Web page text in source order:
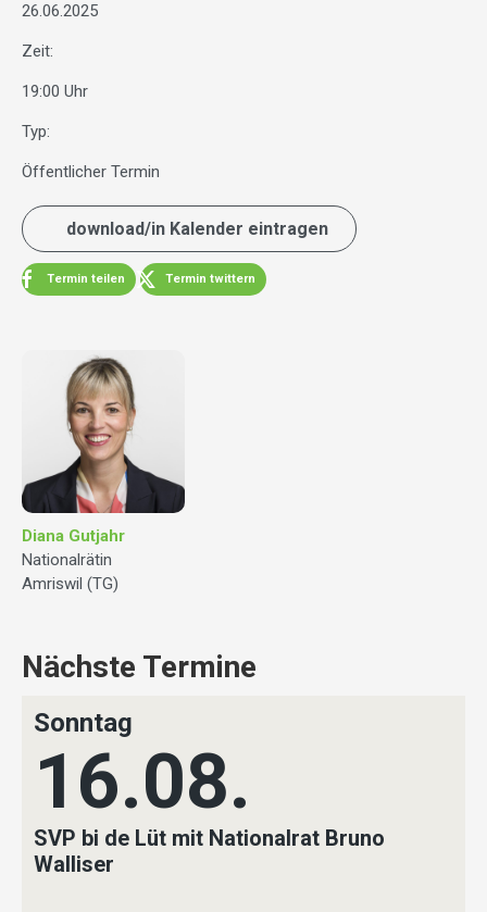
26.06.2025
Zeit:
19:00 Uhr
Typ:
Öffentlicher Termin
download/in Kalender eintragen
Termin teilen Termin twittern
Diana Gutjahr
Nationalrätin
Amriswil (TG)
Nächste Termine
Sonntag
16.08.
SVP bi de Lüt mit Nationalrat Bruno
Walliser